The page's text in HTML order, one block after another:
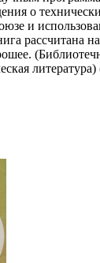
о
и
рассчитана
литература)